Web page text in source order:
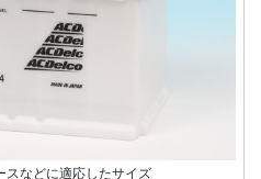
などに適応したサイズ